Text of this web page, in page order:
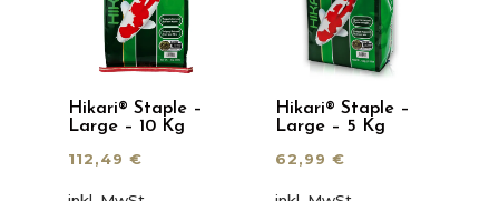
Hikari® Staple –
Large – 10 Kg
112,49 €
Hikari® Staple –
Large – 5 Kg
62,99€